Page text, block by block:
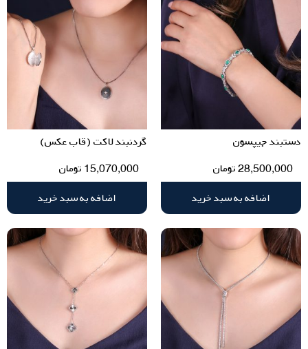
دستبند جیپسون
28,500,000تومان
اضافه به سبد خرید
گردنبند لاکت (قاب عکس)
15,070,000 تومان
اضافه به سبد خرید